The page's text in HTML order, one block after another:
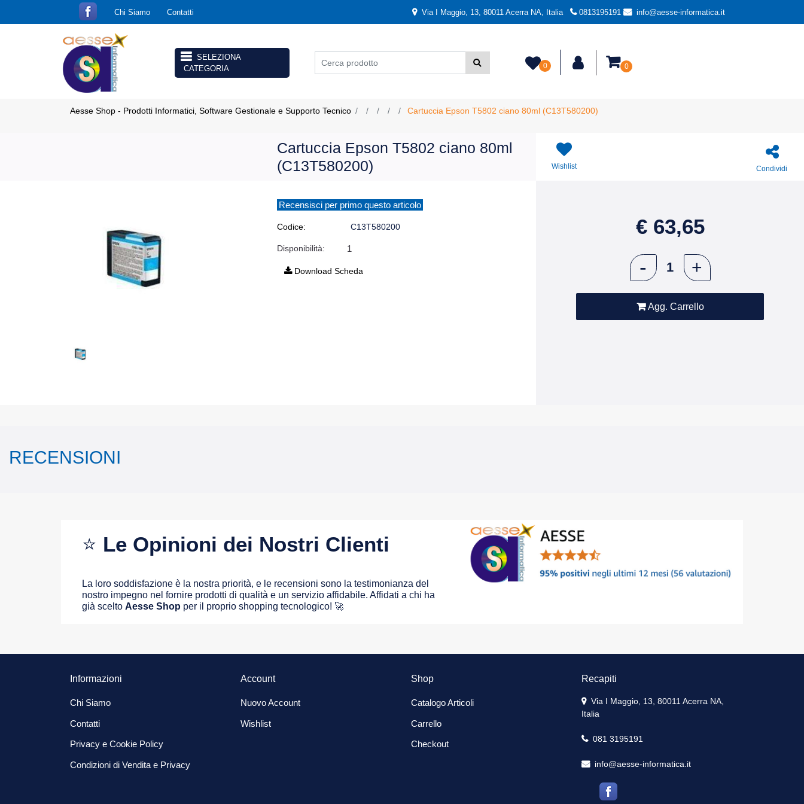
Chi Siamo Contatti Via I Maggio, 13, 80011 Acerra NA, Italia 0813195191 info@aesse-informatica.it
Open menu
0 0
Aesse Shop - Prodotti Informatici, Software Gestionale e Supporto Tecnico Cartuccia Epson T5802 ciano 80ml (C13T580200)
Cartuccia Epson T5802 ciano 80ml
(C13T580200)
Recensisci per primo questo articolo
Codice: C13T580200
Disponibilità: 1
Download Scheda
Wishlist Condividi
€ 63,65
Agg. Carrello
RECENSIONI
⭐ Le Opinioni dei Nostri Clienti
La loro soddisfazione è la nostra priorità, e le recensioni sono la testimonianza del
nostro impegno nel fornire prodotti di qualità e un servizio affidabile. Affidati a chi ha
già scelto Aesse Shop per il proprio shopping tecnologico! 🚀
Informazioni
Chi Siamo
Contatti
Privacy e Cookie Policy
Condizioni di Vendita e Privacy
Account
Nuovo Account
Wishlist
Shop
Catalogo Articoli
Carrello
Checkout
Recapiti
Via I Maggio, 13, 80011 Acerra NA,
Italia
081 3195191
info@aesse-informatica.it